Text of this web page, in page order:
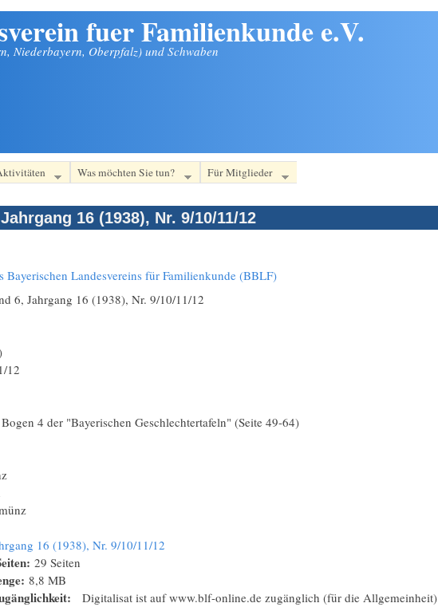
fuer Familienkunde e.V.
Niederbayern, Oberpfalz) und Schwaben
Was möchten Sie tun? Für Mitglieder
16 (1938), Nr. 9/10/11/12
Bayerischen Landesvereins für Familienkunde (BBLF)
6, Jahrgang 16 (1938), Nr. 9/10/11/12
12
4 der "Bayerischen Geschlechtertafeln" (Seite 49-64)
16 (1938), Nr. 9/10/11/12
29 Seiten
8,8 MB
Digitalisat ist auf www.blf-online.de zugänglich (für die Allgemeinheit)